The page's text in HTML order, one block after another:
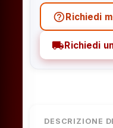
help_outlineRichiedi
local_shippingRichiedi
DESCRIZIONE